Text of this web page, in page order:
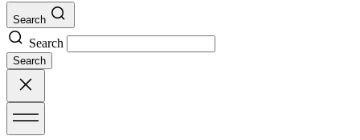
Search
Search
Search